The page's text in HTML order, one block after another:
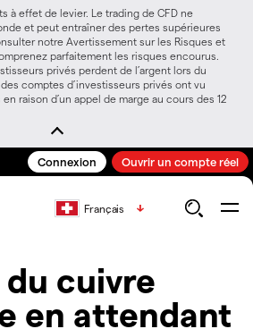
à effet de levier. Le trading de CFD ne
et peut entraîner des pertes supérieures
notre Avertissement sur les Risques et
parfaitement les risques encourus.
privés perdent de l’argent lors du
comptes d’investisseurs privés ont vu
raison d’un appel de marge au cours des 12
Connexion Ouvrir un compte réel
Français
cuivre
en attendant